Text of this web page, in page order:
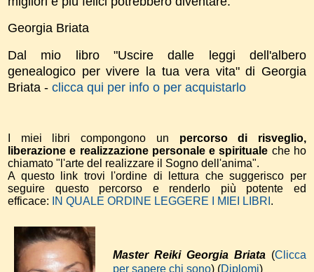
Georgia Briata
Dal mio libro "Uscire dalle leggi dell'albero
genealogico per vivere la tua vera vita" di Georgia
Briata - clicca qui per info o per acquistarlo
I miei libri compongono un percorso di risveglio,
liberazione e realizzazione personale e spirituale che ho
chiamato "l'arte del realizzare il Sogno dell'anima".
A questo link trovi l'ordine di lettura che suggerisco per
seguire questo percorso e renderlo più potente ed
efficace:
IN QUALE ORDINE LEGGERE I MIEI LIBRI .
Master Reiki Georgia Briata(Clicca
per sapere chi sono) (Diplomi)